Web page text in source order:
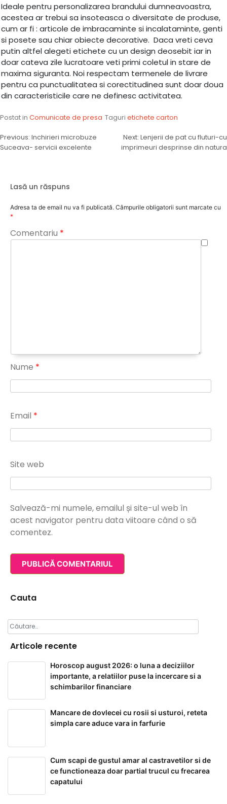
Ideale pentru personalizarea brandului dumneavoastra,
acestea ar trebui sa insoteasca o diversitate de produse,
cum ar fi : articole de imbracaminte si incalataminte, genti
si posete sau chiar obiecte decorative. Daca vreti ceva
putin altfel alegeti etichete cu un design deosebit iar in
doar cateva zile lucratoare veti primi coletul in stare de
maxima siguranta. Noi respectam termenele de livrare
pentru ca punctualitatea si corectitudinea sunt doar doua
din caracteristicile care ne definesc activitatea.
Postat in Comunicate de presa Taguri etichete carton
Navigare
în
Previous: Inchirieri microbuze
Suceava- servicii excelente
Next: Lenjerii de pat cu fluturi-cu
imprimeuri desprinse din natura
Lasă un răspuns
Adresa ta de email nu va fi publicată. Câmpurile obligatorii sunt marcate cu
*
Comentariu *
Nume *
Email *
Site web
Salvează-mi numele, emailul și site-ul web în
acest navigator pentru data viitoare când o să
comentez.
Cauta
Caută
după:
Articole recente
Horoscop august 2026: o luna a deciziilor
importante, a relatiilor puse la incercare si a
schimbarilor financiare
Mancare de dovlecei cu rosii si usturoi, reteta
simpla care aduce vara in farfurie
Cum scapi de gustul amar al castravetilor si de
ce functioneaza doar partial trucul cu frecarea
capatului